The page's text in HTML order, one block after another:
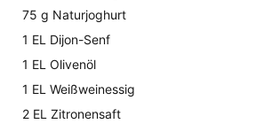
75 g Naturjoghurt
1 EL Dijon-Senf
1 EL Olivenöl
1 EL Weißweinessig
2 EL Zitronensaft